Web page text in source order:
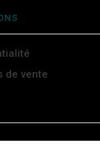
de vente